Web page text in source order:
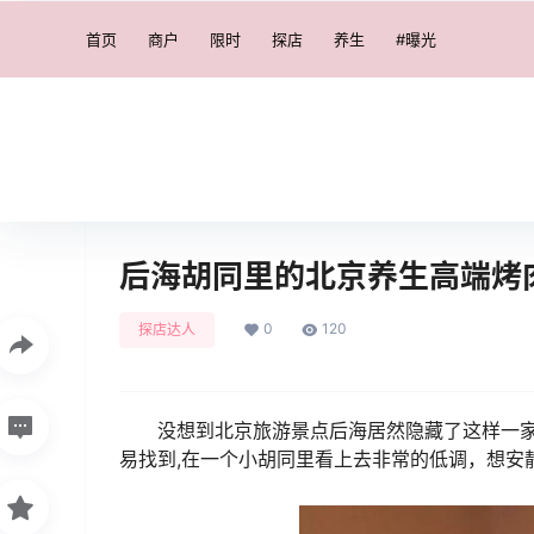
首页 商户 限时 探店 养生 #曝光
后海胡同里的北京养生高端
探店达人 0 120
没想到北京旅游景点后海居然隐藏了这样一
易找到,在一个小胡同里看上去非常的低调，想